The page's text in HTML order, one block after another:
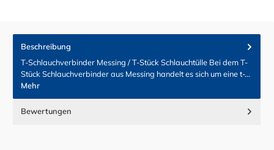
Beschreibung
T-Schlauchverbinder Messing / T-Stück Schlauchtülle Bei dem T-
Stück Schlauchverbinder aus Messing handelt es sich um eine t-…
Mehr
Bewertungen